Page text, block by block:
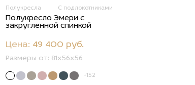
Полукресла С подлокотниками
Полукресло Эмери с
закругленной спинкой
Цена: 49 400 руб.
Размеры от: 81х56х56
+152